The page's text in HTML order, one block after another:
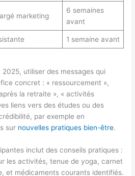
marketing
6 semaines
avant
1 semaine avant
2025, utiliser des messages qui
concret : « ressourcement »,
la retraite », « activités
liens vers des études ou des
par exemple en
sur nouvelles pratiques bien-être.
inclut des conseils pratiques :
les activités, tenue de yoga, carnet
et médicaments courants identifiés.